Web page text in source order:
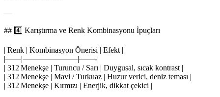
—
## 4️⃣ Karıştırma ve Renk Kombinasyonu İpuçları
| Renk | Kombinasyon Önerisi | Efekt |
|——|———————|——-|
| 312 Menekşe | Turuncu / Sarı | Duygusal, sıcak kontrast |
| 312 Menekşe | Mavi / Turkuaz | Huzur verici, deniz teması |
| 312 Menekşe | Kırmızı | Enerjik, dikkat çekici |